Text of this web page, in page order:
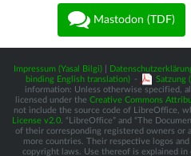
Mastodon (TDF)
Impressum (Yasal Bilgi)
binding English translation) - Satzung
information: Unless otherwise specified,
licensed under the Creative Commons
not include the source code of LibreOffice,
License v2.0 . “LibreOffice” and “The
of their corresponding registered owners or
more countries. Their respective logos
copyright laws. Use thereof is explained in